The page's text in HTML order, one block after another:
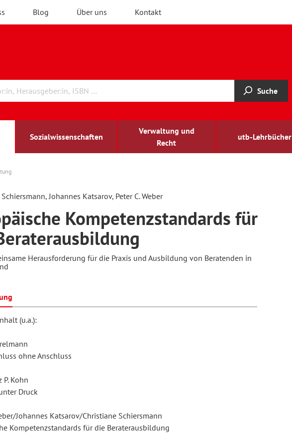
Blog Über uns Kontakt
Suche
Sozialwissenschaften
Verwaltung und
Recht
utb-Lehrbücher
Bildung
Erwachsenenbildung
Bildung
Schule und Unterricht
und Wissenschaft
Arbeit
und Unterrichtsforschung
und
sehbehindert
forum
Erwachsenenbildung
Forum
für
Johannes Katsarov, Peter C. Weber
Kompetenzstandards für
Herausforderung für die Praxis und Ausbildung von Beratenden in
(u.a.):
ohne Anschluss
Kohn
Druck
Johannes Katsarov/Christiane Schiersmann
Kompetenzstandards für die Beraterausbildung